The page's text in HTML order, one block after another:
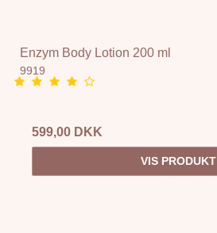
Enzym Body Lotion 200 ml
9919
599,00 DKK
VIS PRODUKT